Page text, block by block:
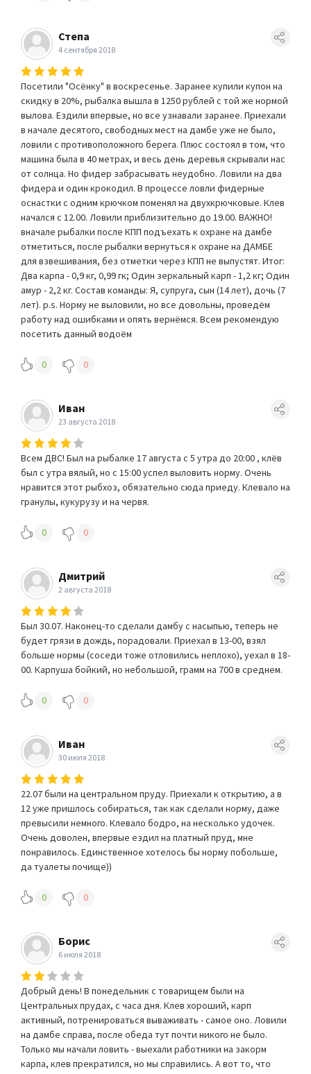
Степа
4 сентября 2018
Посетили "Осёнку" в воскресенье. Заранее купили купон на
скидку в 20%, рыбалка вышла в 1250 рублей с той же нормой
вылова. Ездили впервые, но все узнавали заранее. Приехали
в начале десятого, свободных мест на дамбе уже не было,
ловили с противоположного берега. Плюс состоял в том, что
машина была в 40 метрах, и весь день деревья скрывали нас
от солнца. Но фидер забрасывать неудобно. Ловили на два
фидера и один крокодил. В процессе ловли фидерные
оснастки с одним крючком поменял на двухкрючковые. Клев
начался с 12.00. Ловили приблизительно до 19.00. ВАЖНО!
вначале рыбалки после КПП подъехать к охране на дамбе
отметиться, после рыбалки вернуться к охране на ДАМБЕ
для взвешивания, без отметки через КПП не выпустят. Итог:
Два карпа - 0,9 кг, 0,99 гк; Один зеркальный карп - 1,2 кг; Один
амур - 2,2 кг. Состав команды: Я, супруга, сын (14 лет), дочь (7
лет). p.s. Норму не выловили, но все довольны, проведём
работу над ошибками и опять вернёмся. Всем рекомендую
посетить данный водоём
0 0
Иван
23 августа 2018
Всем ДВС! Был на рыбалке 17 августа с 5 утра до 20:00 , клёв
был с утра вялый, но с 15:00 успел выловить норму. Очень
нравится этот рыбхоз, обязательно сюда приеду. Клевало на
гранулы, кукурузу и на червя.
0 0
Дмитрий
2 августа 2018
Был 30.07. Наконец-то сделали дамбу с насыпью, теперь не
будет грязи в дождь, порадовали. Приехал в 13-00, взял
больше нормы (соседи тоже отловились неплохо), уехал в 18-
00. Карпуша бойкий, но небольшой, грамм на 700 в среднем.
0 0
Иван
30 июля 2018
22.07 были на центральном пруду. Приехали к открытию, а в
12 уже пришлось собираться, так как сделали норму, даже
превысили немного. Клевало бодро, на несколько удочек.
Очень доволен, впервые ездил на платный пруд, мне
понравилось. Единственное хотелось бы норму побольше,
да туалеты почище))
0 0
Борис
6 июля 2018
Добрый день! В понедельник с товарищем были на
Центральных прудах, с часа дня. Клев хороший, карп
активный, потренироваться вываживать - самое оно. Ловили
на дамбе справа, после обеда тут почти никого не было.
Только мы начали ловить - выехали работники на закорм
карпа, клев прекратился, но мы справились. А вот то, что